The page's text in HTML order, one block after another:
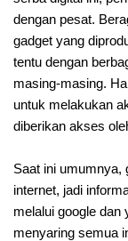
dengan pesat.
gadget yang
tentu dengan
masing-masing.
untuk melakukan
diberikan akses
Saat ini umumnya,
internet, jadi
melalui google dan
menyaring semua